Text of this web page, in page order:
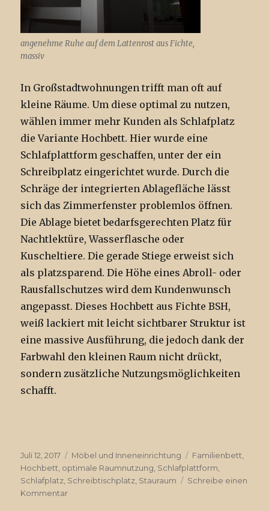
angenehme Ruhe auf dem Lattenrost aus Fichte,
massiv
In Großstadtwohnungen trifft man oft auf
kleine Räume. Um diese optimal zu nutzen,
wählen immer mehr Kunden als Schlafplatz
die Variante Hochbett. Hier wurde eine
Schlafplattform geschaffen, unter der ein
Schreibplatz eingerichtet wurde. Durch die
Schräge der integrierten Ablagefläche lässt
sich das Zimmerfenster problemlos öffnen.
Die Ablage bietet bedarfsgerechten Platz für
Nachtlektüre, Wasserflasche oder
Kuscheltiere. Die gerade Stiege erweist sich
als platzsparend. Die Höhe eines Abroll- oder
Rausfallschutzes wird dem Kundenwunsch
angepasst. Dieses Hochbett aus Fichte BSH,
weiß lackiert mit leicht sichtbarer Struktur ist
eine massive Ausführung, die jedoch dank der
Farbwahl den kleinen Raum nicht drückt,
sondern zusätzliche Nutzungsmöglichkeiten
schafft.
Veröffentlicht
am
Juli 12, 2017 Kategorien
Möbel und Inneneinrichtung Tags
Familienbett,
Hochbett, optimale Raumnutzung, Schlafplattform,
Schlafplatz, Schreibtischplatz, Stauraum
Schreibe einen
Kommentar